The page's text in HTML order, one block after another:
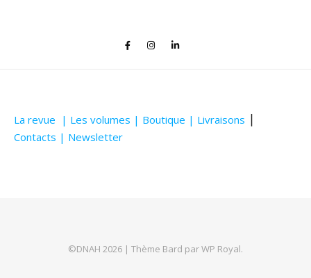
La revue | Les volumes | Boutique | Livraisons
Contacts | Newsletter
©DNAH 2026 | Thème Bard parWP Royal.